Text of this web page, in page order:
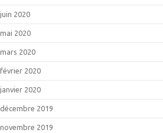
juin 2020
mai 2020
mars 2020
février 2020
janvier 2020
décembre 2019
novembre 2019